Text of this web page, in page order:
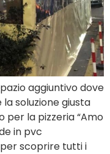
aggiuntivo dove
soluzione giusta
per la pizzeria “Amo
in pvc
scoprire tutti i